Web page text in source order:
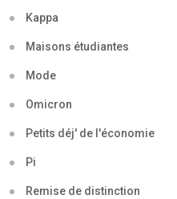
Kappa
Maisons étudiantes
Mode
Omicron
Petits déj' de l'économie
Pi
Remise de distinction